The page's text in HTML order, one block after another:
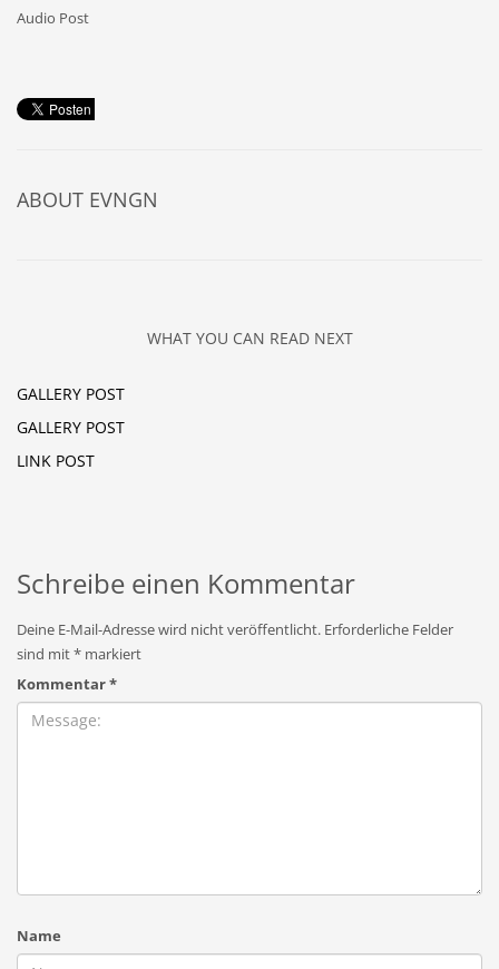
Audio Post
ABOUT EVNGN
WHAT YOU CAN READ NEXT
GALLERY POST
GALLERY POST
LINK POST
Schreibe einen Kommentar
Deine E-Mail-Adresse wird nicht veröffentlicht. Erforderliche Felder
sind mit* markiert
Kommentar*
Name